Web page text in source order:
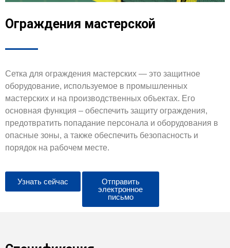
Ограждения мастерской
Сетка для ограждения мастерских — это защитное
оборудование, используемое в промышленных
мастерских и на производственных объектах. Его
основная функция – обеспечить защиту ограждения,
предотвратить попадание персонала и оборудования в
опасные зоны, а также обеспечить безопасность и
порядок на рабочем месте.
Узнать сейчас
Отправить
электронное
письмо